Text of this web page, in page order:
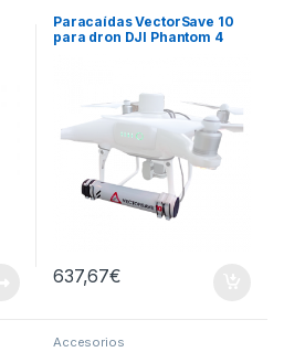
Paracaídas VectorSave 10
para dron DJI Phantom 4
637,67€
Accesorios